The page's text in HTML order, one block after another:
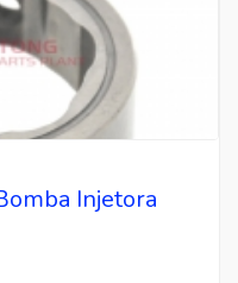
Injetora